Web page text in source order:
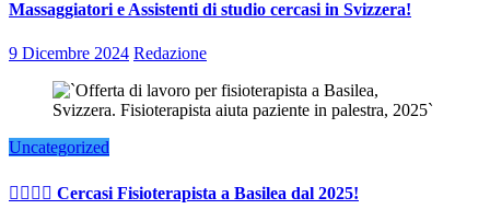
Massaggiatori e Assistenti di studio cercasi in Svizzera!
9 Dicembre 2024 Redazione
Uncategorized
👨‍⚕️👩‍⚕️ Cercasi Fisioterapista a Basilea dal 2025!